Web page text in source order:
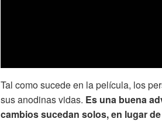
Tal como sucede en la película, los
sus anodinas vidas. Es una buena
cambios sucedan solos, en lugar